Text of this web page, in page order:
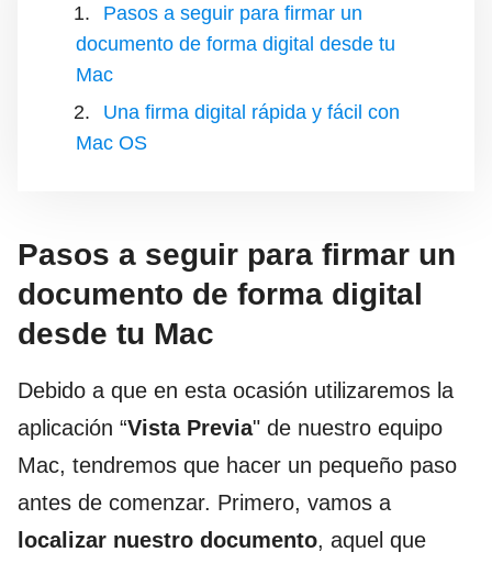
Pasos a seguir para firmar un
documento de forma digital desde tu
Mac
Una firma digital rápida y fácil con
Mac OS
Pasos a seguir para firmar un
documento de forma digital
desde tu Mac
Debido a que en esta ocasión utilizaremos la
aplicación “Vista Previa" de nuestro equipo
Mac, tendremos que hacer un pequeño paso
antes de comenzar. Primero, vamos a
localizar nuestro documento, aquel que